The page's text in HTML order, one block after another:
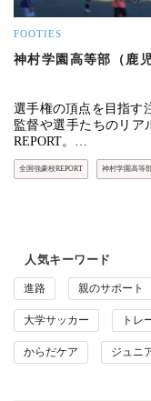
FOOTIES
神村学園高等部（鹿
選手権の頂点を目指す
監督や選手たちのリア
REPORT。…
全国強豪校REPORT 神村学園高等
人気キーワード
進路 親のサポート
大学サッカー トレ
からだケア ジュニ